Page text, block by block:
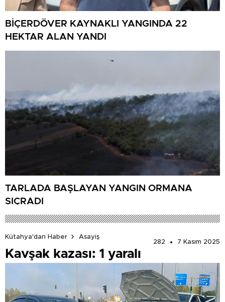
BİÇERDÖVER KAYNAKLI YANGINDA 22
HEKTAR ALAN YANDI
TARLADA BAŞLAYAN YANGIN ORMANA
SIÇRADI
Kütahya'dan Haber
Asayiş
282
7 Kasım 2025
Kavşak kazası: 1 yaralı